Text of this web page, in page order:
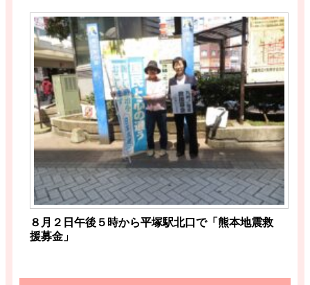
８月２日午後５時から平塚駅北口で「熊本地震救
援募金」